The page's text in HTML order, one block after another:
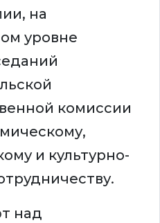
на
уровне
комиссии
и культурно-
над